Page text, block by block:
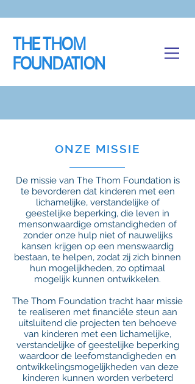
THE THOM
FOUNDATION
ONZE MISSIE
De missie van The Thom Foundation is
te bevorderen dat kinderen met een
lichamelijke, verstandelijke of
geestelijke beperking, die leven in
mensonwaardige omstandigheden of
zonder onze hulp niet of nauwelijks
kansen krijgen op een menswaardig
bestaan, te helpen, zodat zij zich binnen
hun mogelijkheden, zo optimaal
mogelijk kunnen ontwikkelen.
The Thom Foundation tracht haar missie
te realiseren met financiële steun aan
uitsluitend die projecten ten behoeve
van kinderen met een lichamelijke,
verstandelijke of geestelijke beperking
waardoor de leefomstandigheden en
ontwikkelingsmogelijkheden van deze
kinderen kunnen worden verbeterd